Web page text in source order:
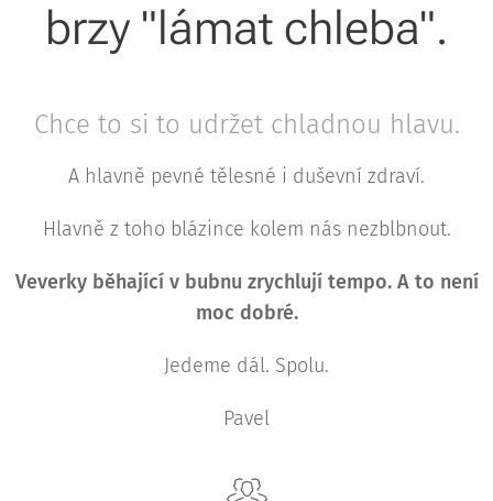
brzy "lámat chleba".
Chce to si to udržet chladnou hlavu.
A hlavně pevné tělesné i duševní zdraví.
Hlavně z toho blázince kolem nás nezblbnout.
Veverky běhající v bubnu zrychlují tempo. A to není
moc dobré.
Jedeme dál. Spolu.
Pavel